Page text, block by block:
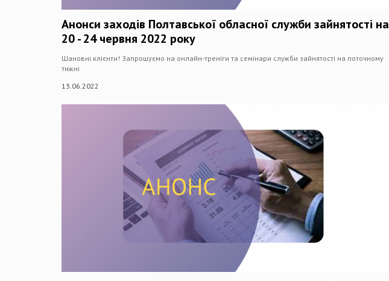
Анонси заходів Полтавської обласної служби зайнятості на
20 - 24 червня 2022 року
Шановні клієнти! Запрошуємо на онлайн-треніги та семінари служби зайнятості на поточному
тижні
13.06.2022